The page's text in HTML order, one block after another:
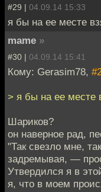
#29 | 04.09.14 15:33
я бы на ее месте
mame »
#30 | 04.09.14 15:41
Кому: Gerasim78,
> я бы на ее
Шариков?
он наверное рад,
"Так свезло мне,
задремывая, —
Утвердился я в
я, что в моем